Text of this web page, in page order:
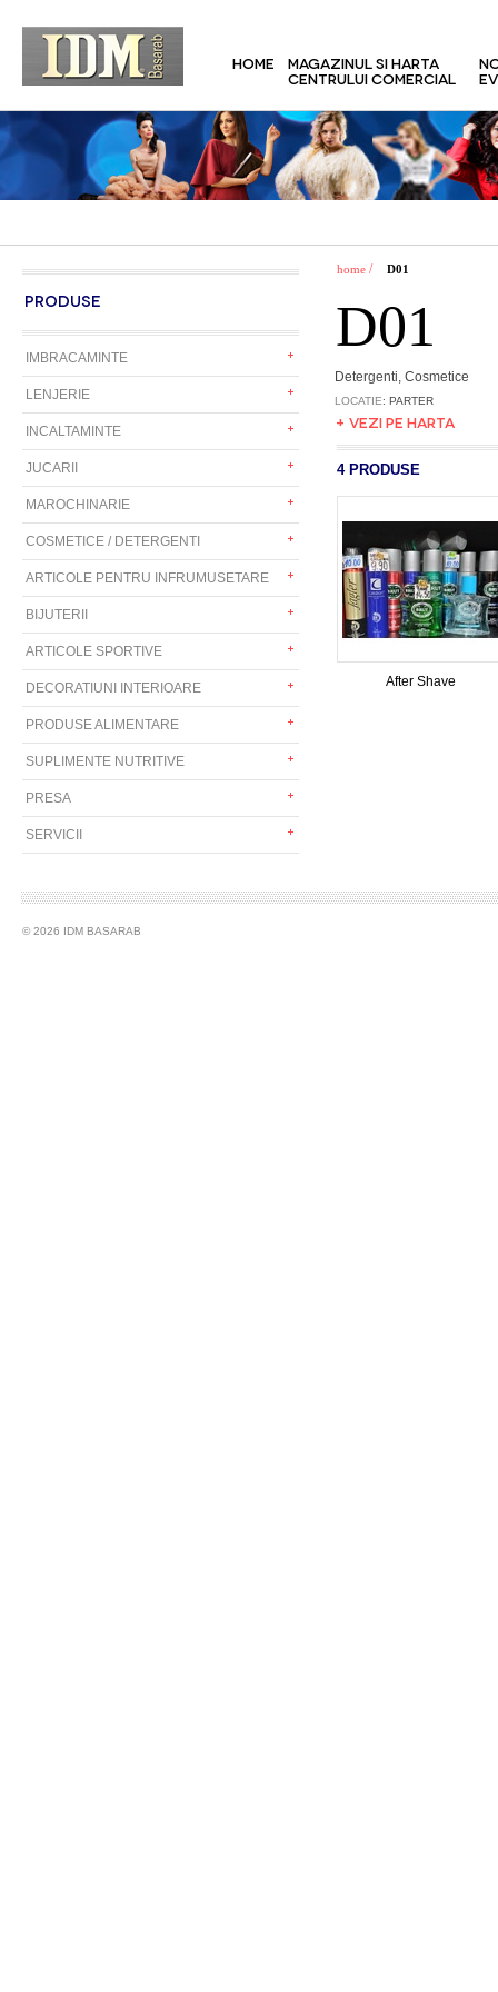
HOME
MAGAZINUL SI HARTA
CENTRULUI COMERCIAL
PRODUSE
IMBRACAMINTE
LENJERIE
INCALTAMINTE
JUCARII
MAROCHINARIE
COSMETICE / DETERGENTI
ARTICOLE PENTRU INFRUMUSETARE
BIJUTERII
ARTICOLE SPORTIVE
DECORATIUNI INTERIOARE
PRODUSE ALIMENTARE
SUPLIMENTE NUTRITIVE
PRESA
SERVICII
home / D01
D01
Detergenti, Cosmetice
LOCATIE: PARTER
+ VEZI PE HARTA
4 PRODUSE
After Shave
© 2026 IDM BASARAB